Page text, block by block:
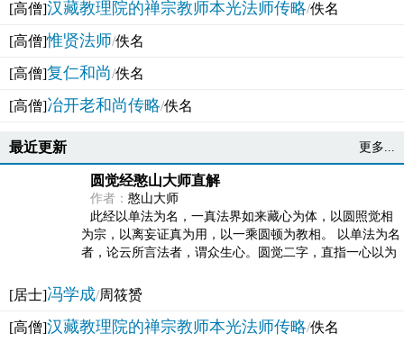
[高僧]汉藏教理院的禅宗教师本光法师传略/佚名
[高僧]惟贤法师/佚名
[高僧]复仁和尚/佚名
[高僧]冶开老和尚传略/佚名
最近更新 更多...
圆觉经憨山大师直解
作者： 憨山大师
此经以单法为名，一真法界如来藏心为体，以圆照觉相
为宗，以离妄证真为用，以一乘圆顿为教相。 以单法为名
者，论云所言法者，谓众生心。圆觉二字，直指一心以为
[居士]冯学成/周筱赟
[高僧]汉藏教理院的禅宗教师本光法师传略/佚名